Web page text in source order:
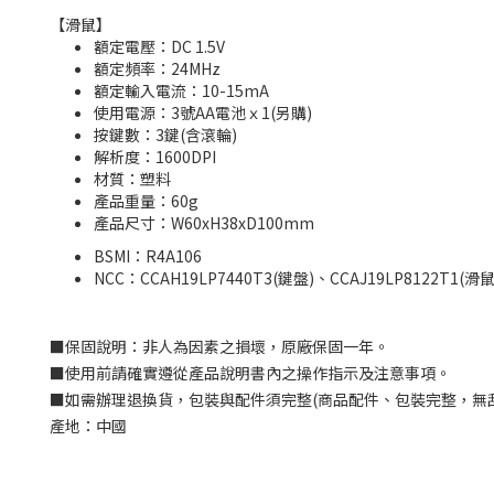
【滑鼠】
額定電壓：DC 1.5V
額定頻率：24MHz
額定輸入電流：10-15mA
使用電源：3號AA電池ｘ1(另購)
按鍵數：3鍵(含滾輪)
解析度：1600DPI
材質：塑料
產品重量：60g
產品尺寸：W60xH38xD100mm
BSMI： R4A106
NCC ： CCAH19LP7440T3(鍵盤)、CCAJ19LP8122T1(滑
■保固說明：非人為因素之損壞，原廠保固一年。
■使用前請確實遵從產品說明書內之操作指示及注意事項。
■如需辦理退換貨，包裝與配件須完整(商品配件、包裝完整，無
產地：中國